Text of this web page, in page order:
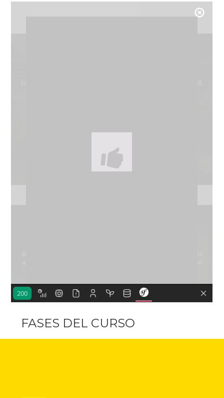
FASES DEL CURSO